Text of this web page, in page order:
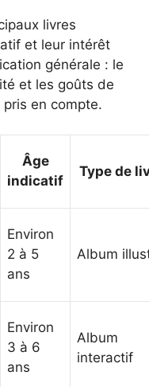
livres
et leur intérêt
générale : le
et les goûts de
en compte.
Âge
indicatif
Type de
Environ
2 à 5
ans
Album
Environ
3 à 6
ans
Album
interactif